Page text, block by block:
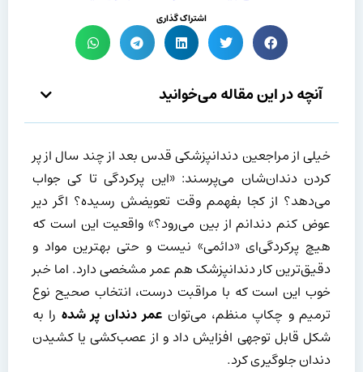
اشتراک گذاری
آنچه در این مقاله می‌خوانید
خیلی از مراجعین دندانپزشکی قدس بعد از چند سال از پر
کردن دندان‌شان می‌پرسند: «این پرکردگی تا کی جواب
می‌دهد؟ از کجا بفهمم وقت تعویضش رسیده؟ اگر دیر
عوض کنم دندانم از بین می‌رود؟» واقعیت این است که
هیچ پرکردگی‌ای «دائمی» نیست و حتی بهترین مواد و
دقیق‌ترین کار دندانپزشک هم عمر مشخصی دارد. اما خبر
خوب این است که با مراقبت درست، انتخاب صحیح نوع
ترمیم و چکاپ منظم، می‌توان عمر دندان پر شده را به
شکل قابل توجهی افزایش داد و از عصب‌کشی یا کشیدن
دندان جلوگیری کرد.